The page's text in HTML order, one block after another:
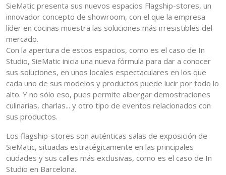
SieMatic presenta sus nuevos espacios Flagship-stores, un
innovador concepto de showroom, con el que la empresa
líder en cocinas muestra las soluciones más irresistibles del
mercado.
Con la apertura de estos espacios, como es el caso de In
Studio, SieMatic inicia una nueva fórmula para dar a conocer
sus soluciones, en unos locales espectaculares en los que
cada uno de sus modelos y productos puede lucir por todo lo
alto. Y no sólo eso, pues permite albergar demostraciones
culinarias, charlas... y otro tipo de eventos relacionados con
sus productos.
Los flagship-stores son auténticas salas de exposición de
SieMatic, situadas estratégicamente en las principales
ciudades y sus calles más exclusivas, como es el caso de In
Studio en Barcelona.